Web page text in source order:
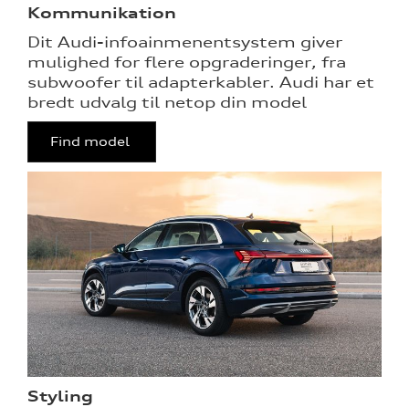
Kommunikation
Dit Audi-infoainmenentsystem giver
mulighed for flere opgraderinger, fra
subwoofer til adapterkabler. Audi har et
bredt udvalg til netop din model
Find model
Styling